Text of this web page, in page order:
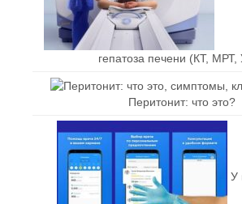
гепатоза печени (КТ, МРТ,
Перитонит: что это?
У